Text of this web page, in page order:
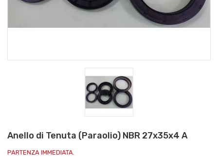
Anello di Tenuta (Paraolio) NBR 27x35x4 A
PARTENZA IMMEDIATA.